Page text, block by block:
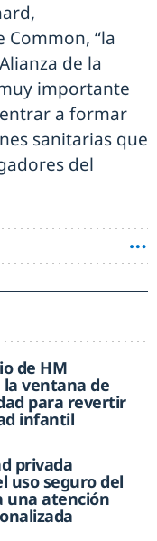
“la
de la
importante
a formar
sanitarias que
del
de HM
ventana de
para revertir
infantil
privada
uso seguro del
una atención